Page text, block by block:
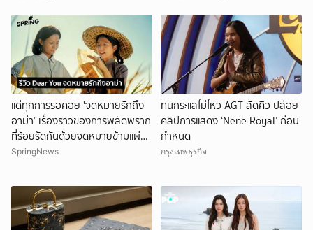
แด่ทุกการรอคอย 'จดหมายรักถึง
อาม่า’ เรื่องราวของการพลัดพราก
ที่ร้อยรัดกันด้วยจดหมายข้ามแผ่น
ดิน
SpringNews
ทนกระแสไม่ไหว AGT ลัดคิว ปล่อย
คลิปการแสดง ‘Nene Royal’ ก่อน
กำหนด
กรุงเทพธุรกิจ